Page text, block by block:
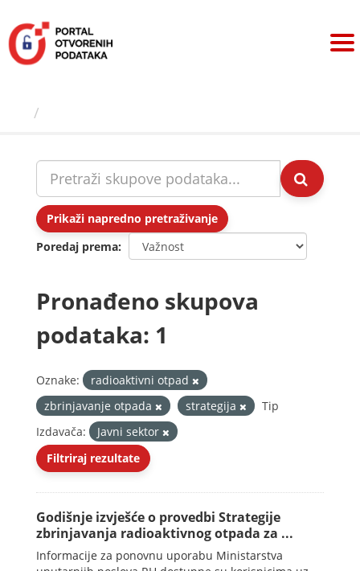
sadržaj
Prikaži napredno pretraživanje
Poredaj prema
Pronađeno skupova
podataka: 1
Oznake:
radioaktivni otpad
zbrinjavanje otpada
strategija
Tip
Izdavača:
Javni sektor
Filtriraj rezultate
Godišnje izvješće o provedbi Strategije
zbrinjavanja radioaktivnog otpada za ...
Informacije za ponovnu uporabu Ministarstva